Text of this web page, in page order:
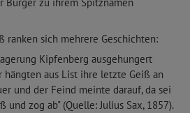
ranken sich mehrere Geschichten:
Kipfenberg ausgehungert
aus List ihre letzte Geiß an
und der Feind meinte darauf, da sei
zog ab" (Quelle: Julius Sax, 1857).